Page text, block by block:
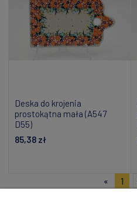
Deska do krojenia
prostokątna mała (A547
D55)
85,38 zł
«
1